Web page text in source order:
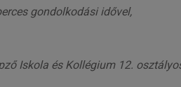
gondolkodási idővel,
Iskola és Kollégium 12.